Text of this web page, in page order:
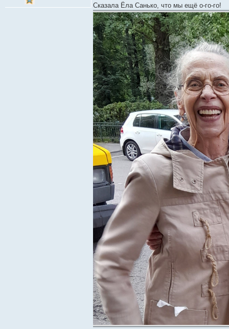
о
б
щ
е
н
и
е
Сказала Ёла Санько, что мы ещё о-го-го!